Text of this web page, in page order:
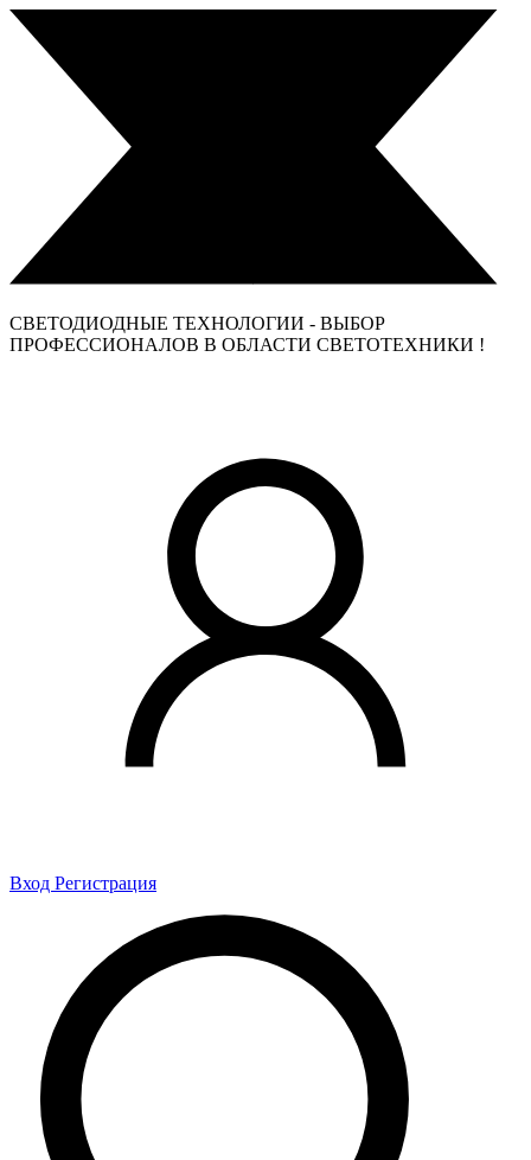
СВЕТОДИОДНЫЕ ТЕХНОЛОГИИ - ВЫБОР
ПРОФЕССИОНАЛОВ В ОБЛАСТИ СВЕТОТЕХНИКИ !
Вход Регистрация